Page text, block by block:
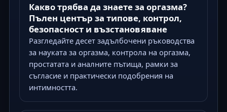
Какво трябва да знаете за оргазма?
Пълен център за типове, контрол,
безопасност и възстановяване
Разгледайте десет задълбочени ръководства
за науката за оргазма, контрола на оргазма,
простатата и аналните пътища, рамки за
съгласие и практически подобрения на
интимността.